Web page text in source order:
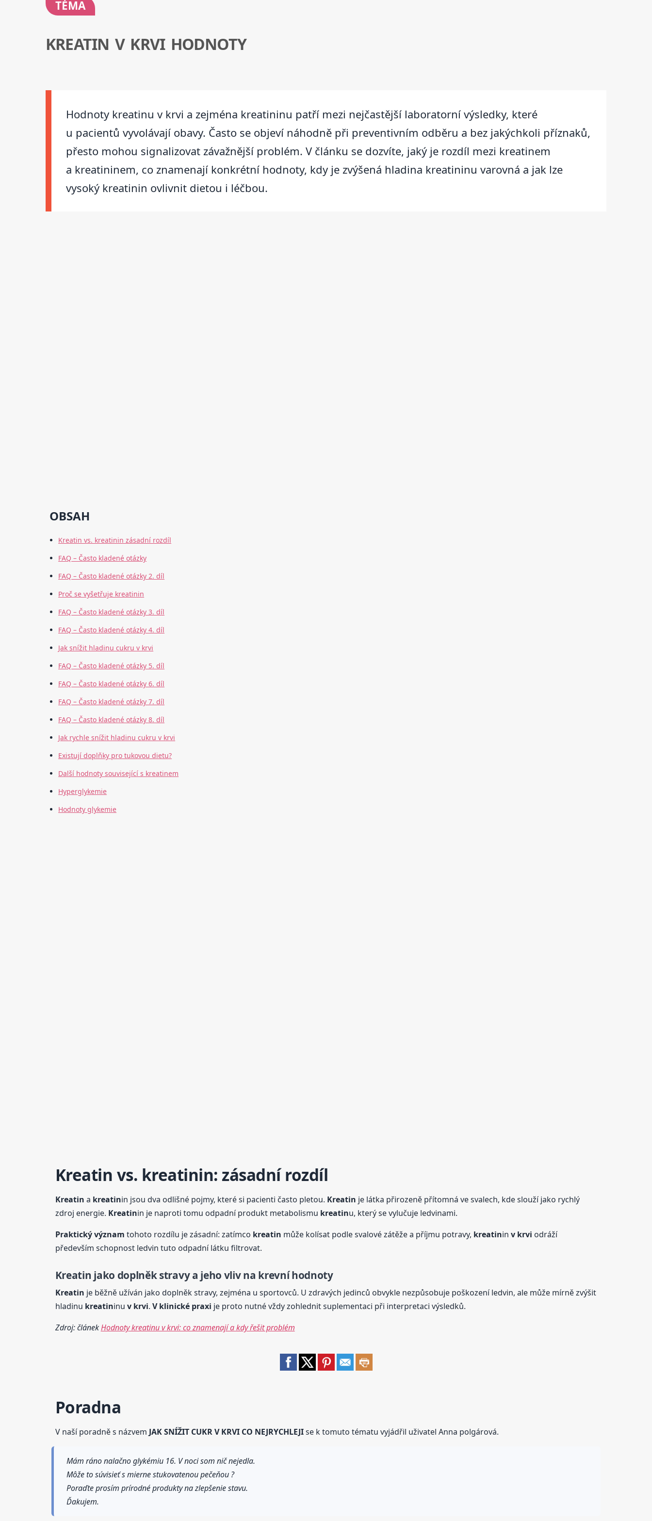
TÉMA
KREATIN V KRVI HODNOTY
Hodnoty kreatinu v krvi a zejména kreatininu patří mezi nejčastější laboratorní výsledky, které
u pacientů vyvolávají obavy. Často se objeví náhodně při preventivním odběru a bez jakýchkoli příznaků,
přesto mohou signalizovat závažnější problém. V článku se dozvíte, jaký je rozdíl mezi kreatinem
a kreatininem, co znamenají konkrétní hodnoty, kdy je zvýšená hladina kreatininu varovná a jak lze
vysoký kreatinin ovlivnit dietou i léčbou.
OBSAH
Kreatin vs. kreatinin zásadní rozdíl
FAQ – Často kladené otázky
FAQ – Často kladené otázky 2. díl
Proč se vyšetřuje kreatinin
FAQ – Často kladené otázky 3. díl
FAQ – Často kladené otázky 4. díl
Jak snížit hladinu cukru v krvi
FAQ – Často kladené otázky 5. díl
FAQ – Často kladené otázky 6. díl
FAQ – Často kladené otázky 7. díl
FAQ – Často kladené otázky 8. díl
Jak rychle snížit hladinu cukru v krvi
Existují doplňky pro tukovou dietu?
Další hodnoty související s kreatinem
Hyperglykemie
Hodnoty glykemie
Kreatin vs. kreatinin: zásadní rozdíl
Kreatin a kreatinin jsou dva odlišné pojmy, které si pacienti často pletou. Kreatin je látka přirozeně přítomná ve svalech, kde slouží jako rychlý
zdroj energie. Kreatinin je naproti tomu odpadní produkt metabolismu kreatinu, který se vylučuje ledvinami.
Praktický význam tohoto rozdílu je zásadní: zatímco kreatin může kolísat podle svalové zátěže a příjmu potravy, kreatinin v krvi odráží
především schopnost ledvin tuto odpadní látku filtrovat.
Kreatin jako doplněk stravy a jeho vliv na krevníhodnoty
Kreatin je běžně užíván jako doplněk stravy, zejména u sportovců. U zdravých jedinců obvykle nezpůsobuje poškození ledvin, ale může mírně zvýšit
hladinu kreatininu v krvi. V klinické praxi je proto nutné vždy zohlednit suplementaci při interpretaci výsledků.
Zdroj: článekHodnoty kreatinu v krvi: co znamenají a kdy řešit problém
Poradna
V naší poradně s názvem JAK SNÍŽIT CUKR V KRVI CO NEJRYCHLEJIse k tomuto tématu vyjádřil uživatel Anna polgárová.
Mám ráno nalačno glykémiu 16. V noci som nič nejedla.
Môže to súvisieť s mierne stukovatenou pečeňou ?
Poraďte prosím prírodné produkty na zlepšenie stavu.
Ďakujem.